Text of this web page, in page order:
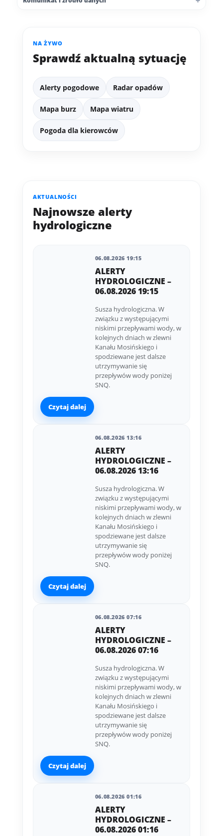
NA ŻYWO
Sprawdź aktualną sytuację
Alerty pogodowe Radar opadów
Mapa burz Mapa wiatru
Pogoda dla kierowców
AKTUALNOŚCI
Najnowsze alerty
hydrologiczne
06.08.2026 19:15
ALERTY
HYDROLOGICZNE –
06.08.2026 19:15
Susza hydrologiczna. W
związku z występującymi
niskimi przepływami wody, w
kolejnych dniach w zlewni
Kanału Mosińskiego i
spodziewane jest dalsze
utrzymywanie się
przepływów wody poniżej
SNQ.
Czytaj dalej
06.08.2026 13:16
ALERTY
HYDROLOGICZNE –
06.08.2026 13:16
Susza hydrologiczna. W
związku z występującymi
niskimi przepływami wody, w
kolejnych dniach w zlewni
Kanału Mosińskiego i
spodziewane jest dalsze
utrzymywanie się
przepływów wody poniżej
SNQ.
Czytaj dalej
06.08.2026 07:16
ALERTY
HYDROLOGICZNE –
06.08.2026 07:16
Susza hydrologiczna. W
związku z występującymi
niskimi przepływami wody, w
kolejnych dniach w zlewni
Kanału Mosińskiego i
spodziewane jest dalsze
utrzymywanie się
przepływów wody poniżej
SNQ.
Czytaj dalej
06.08.2026 01:16
ALERTY
HYDROLOGICZNE –
06.08.2026 01:16